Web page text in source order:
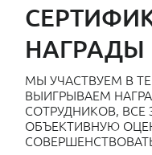
НАГРАДЫ
МЫ УЧАСТВУЕМ В
ВЫИГРЫВАЕМ
СОТРУДНИКОВ,
ОБЪЕКТИВНУЮ